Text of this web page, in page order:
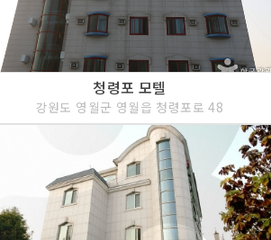
청령포 모텔
강원도 영월군 영월읍 청령포로 48